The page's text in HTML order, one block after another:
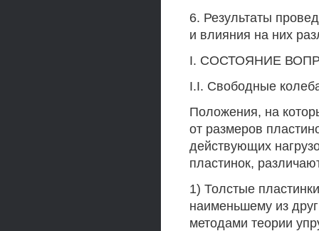
6. Результаты
и влияния на них
I. СОСТОЯНИЕ
I.I. Свободные
Положения, на
от размеров
действующих
пластинок,
1) Толстые
наименьшему из
методами теории